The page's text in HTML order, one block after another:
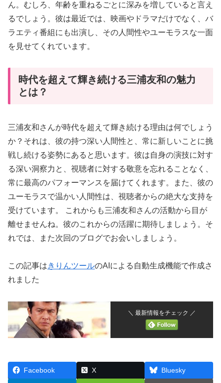
ん。むしろ、年齢を重ねるごとに深みを増していると言え
るでしょう。彼は最近では、映画やドラマだけでなく、バ
ラエティ番組にも出演し、その人間性やユーモラスな一面
を見せてくれています。
時代を超えて輝き続ける三浦友和の魅力
とは？
三浦友和さんが時代を超えて輝き続ける理由は何でしょう
か？それは、彼の持つ深い人間性と、常に新しいことに挑
戦し続ける姿勢にあると思います。彼は自身の演技に対す
る深い洞察力と、視聴者に対する敬意を忘れることなく、
常に最高のパフォーマンスを届けてくれます。また、彼の
ユーモラスで温かい人間性は、視聴者からの絶大な支持を
受けています。 これからも三浦友和さんの活動から目が
離せませんね。彼のこれからの活躍に期待しましょう。そ
れでは、また次回のブログでお会いしましょう。
この記事はきりんツールのAIによる自動生成機能で作成さ
れました
＼ 最新情報をチェック ／
Facebook X Bluesky